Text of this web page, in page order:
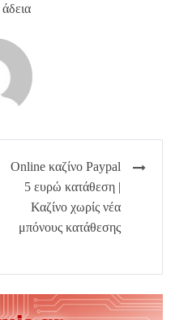
Online καζίνο Paypal
5 ευρώ κατάθεση |
Καζίνο χωρίς νέα
μπόνους κατάθεσης